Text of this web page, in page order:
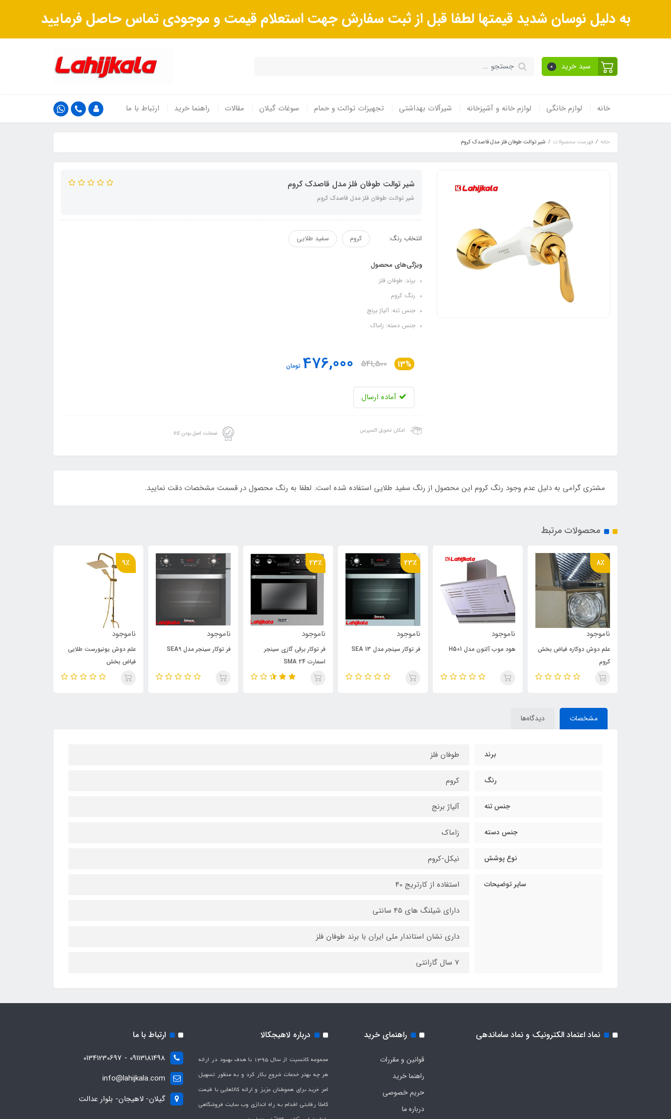
به دلیل نوسان شدید قیمتها لطفا قبل از ثبت سفارش جهت استعلام قیمت و موجودی تماس حاصل فرمایید
سبد خرید 0
خانه لوازم خانگی لوازم خانه و آشپزخانه شیرآلات بهداشتی تجهیزات توالت و حمام سوغات گیلان مقالات راهنما خرید ارتباط با ما
خانه فهرست محصولات شیر توالت طوفان فلز مدل قاصدک کروم
شیر توالت طوفان فلز مدل قاصدک کروم
شیر توالت طوفان فلز مدل قاصدک کروم
انتخاب رنگ: کروم سفید طلایی
ویژگی‌های محصول
برند: طوفان فلز
رنگ: کروم
جنس تنه: آلیاژ برنج
جنس دسته: زاماک
13%
541,500
476,000 تومان
آماده ارسال
امکان تحویل اکسپرس ضمانت اصل بودن کالا
مشتری گرامی به دلیل عدم وجود رنگ کروم این محصول از رنگ سفید طلایی استفاده شده است. لطفا به رنگ محصول در قسمت مشخصات دقت نمایید.
محصولات مرتبط
8٪
ناموجود
علم دوش دوکاره فیاض بخش
کروم
ناموجود
هود موب آلتون مدل H501
23٪
ناموجود
فر توکار سینجر مدل SEA 13
23٪
ناموجود
فر توکار برقی گازی سینجر
اسمارت SMA 24
ناموجود
فر توکار سینجر مدل SEA9
9٪
ناموجود
علم دوش یونیورست طلایی
فیاض بخش
مشخصات دیدگاه‌ها
برند طوفان فلز
رنگ کروم
جنس تنه آلیاژ برنج
جنس دسته زاماک
نوع پوشش نیکل-کروم
سایر توضیحات استفاده از کارتریج 40
دارای شیلنگ های 45 سانتی
داری نشان استاندار ملی ایران با برند طوفان فلز
7 سال گارانتی
نماد اعتماد الکترونیک و نماد ساماندهی راهنمای خرید
قوانین و مقررات
راهنما خرید
حریم خصوصی
درباره ما
درباره لاهیجکالا
مجموعه کانسپت از سال 1395 با هدف بهبود در ارائه
هر چه بهتر خدمات شروع بکار کرد و به منظور تسهیل
امر خرید برای هموطنان عزیز و ارائه کالاهایی با قیمت
کاملاَ رقابتی اقدام به راه اندازی وب سایت فروشگاهی
ارتباط با ما
09113181498 - 01341230697
info@lahijkala.com
گیلان- لاهیجان- بلوار عدالت